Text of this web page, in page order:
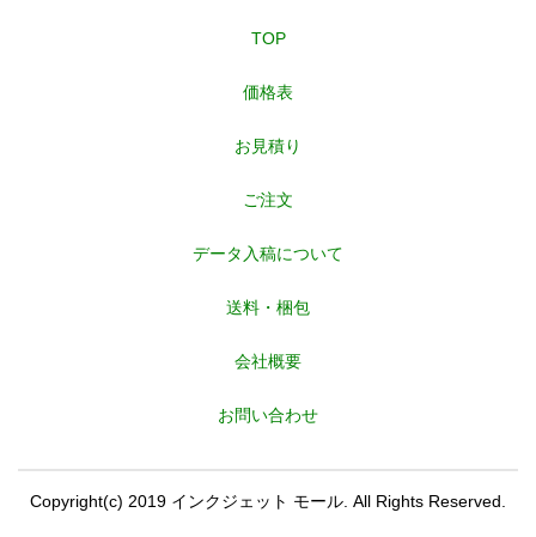
TOP
価格表
お見積り
ご注文
データ入稿について
送料・梱包
会社概要
お問い合わせ
Copyright(c) 2019 インクジェット モール. All Rights Reserved.